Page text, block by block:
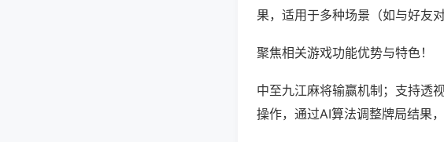
果，适用于多种场景（如与好友
聚焦相关游戏功能优势与特色！
中至九江麻将输赢机制；支持透
操作，通过AI算法调整牌局结果，